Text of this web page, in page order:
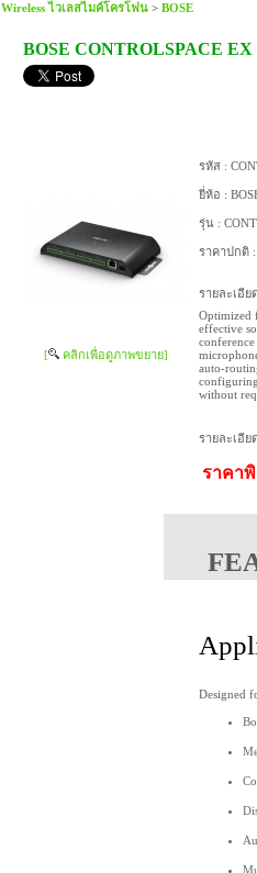
Wireless ไวเลสไมค์โครโฟน > BOSE
BOSE CONTROLSPACE
[ คลิกเพื่อดูภาพขยาย]
รหัส :
ยี่ห้อ :
รุ่น :
ราคาปกติ
รายละเอีย
Optimized
effective
auto-
without
รายละเอีย
ราคาพิ
Designed